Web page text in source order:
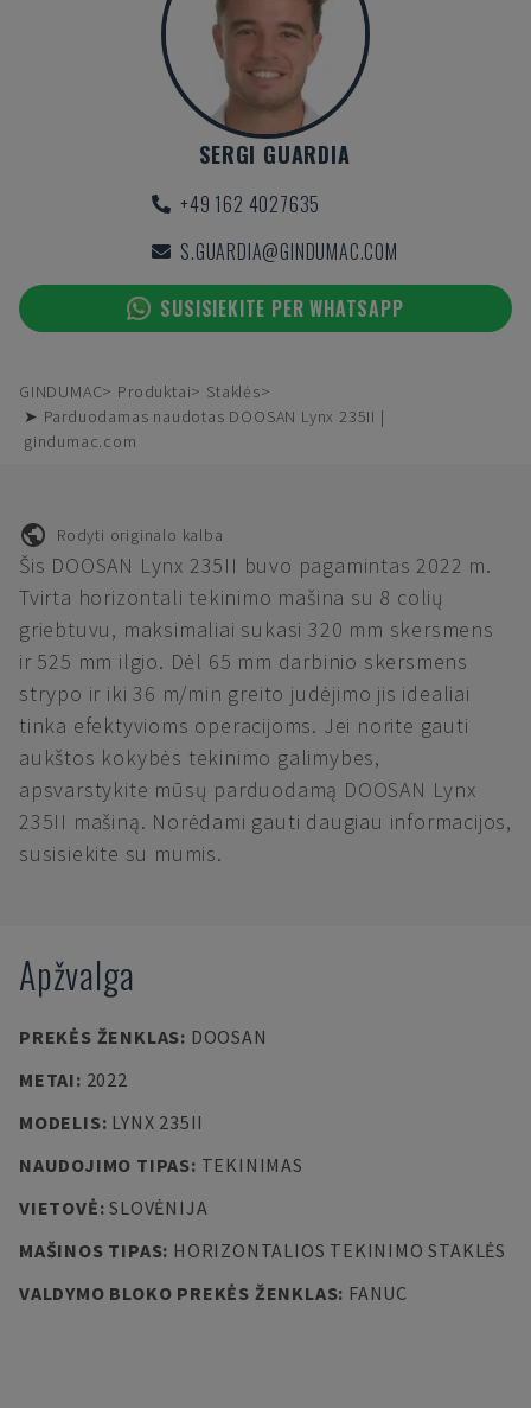
SERGI GUARDIA
+49 162 4027635
S.GUARDIA@GINDUMAC.COM
SUSISIEKITE PER WHATSAPP
GINDUMAC Produktai
Staklės
➤ Parduodamas naudotas DOOSAN Lynx 235II |
gindumac.com
Rodyti originalo kalba
Šis DOOSAN Lynx 235II buvo pagamintas 2022 m.
Tvirta horizontali tekinimo mašina su 8 colių
griebtuvu, maksimaliai sukasi 320 mm skersmens
ir 525 mm ilgio. Dėl 65 mm darbinio skersmens
strypo ir iki 36 m/min greito judėjimo jis idealiai
tinka efektyvioms operacijoms. Jei norite gauti
aukštos kokybės tekinimo galimybes,
apsvarstykite mūsų parduodamą DOOSAN Lynx
235II mašiną. Norėdami gauti daugiau informacijos,
susisiekite su mumis.
Apžvalga
PREKĖS ŽENKLAS: DOOSAN
METAI: 2022
MODELIS: LYNX 235II
NAUDOJIMO TIPAS: TEKINIMAS
VIETOVĖ:SLOVĖNIJA
MAŠINOS TIPAS: HORIZONTALIOS TEKINIMO STAKLĖS
VALDYMO BLOKO PREKĖS ŽENKLAS: FANUC